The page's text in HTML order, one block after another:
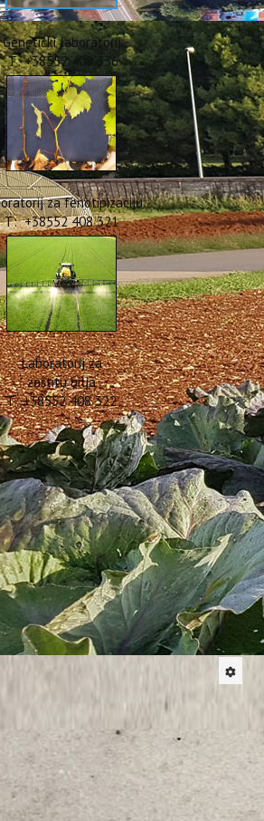
Genetički laboratorij
T: +38552 408 336
za fenotipizaciju
T: +38552 408 321
Laboratorij za
zaštitu bilja
T: +38552 408 322
na 5.
stručnom
INDUSTRY
(FIB)”
305
5. međunarodnom znanstveno-stručnom
„FOOD INDUSTRY BY-PRODUCTS (FIB)”,
od 10. do 11. lipnja 2026. u
sudjelovali su suradnica projekta
(HRZZ-IP-2022-10-9128) dr.sc.
Orbanić i asistent/doktorand Erik